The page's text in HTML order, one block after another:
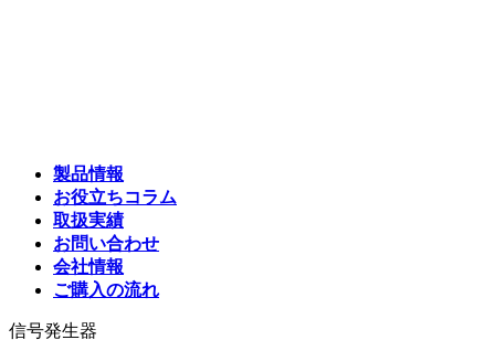
製品情報
お役立ちコラム
取扱実績
お問い合わせ
会社情報
ご購入の流れ
信号発生器